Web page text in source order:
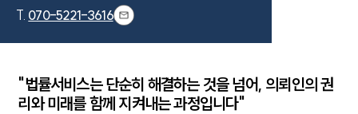
T. 070-5221-3616
"법률서비스는 단순히 해결하는 것을 넘어, 의뢰인의 권
리와 미래를 함께 지켜내는 과정입니다"